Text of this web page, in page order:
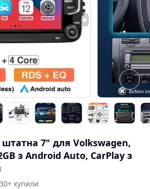
штатна 7" для Volkswagen,
з Android Auto, CarPlay з
30+ купили